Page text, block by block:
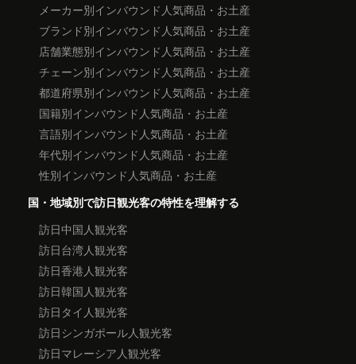
メーカー別インバウンド人気商品・お土産
ブランド別インバウンド人気商品・お土産
店舗業態別インバウンド人気商品・お土産
チェーン別インバウンド人気商品・お土産
都道府県別インバウンド人気商品・お土産
国籍別インバウンド人気商品・お土産
言語別インバウンド人気商品・お土産
年代別インバウンド人気商品・お土産
性別インバウンド人気商品・お土産
国・地域別で訪日観光客の特性を理解する
訪日中国人観光客
訪日台湾人観光客
訪日香港人観光客
訪日韓国人観光客
訪日タイ人観光客
訪日シンガポール人観光客
訪日マレーシア人観光客